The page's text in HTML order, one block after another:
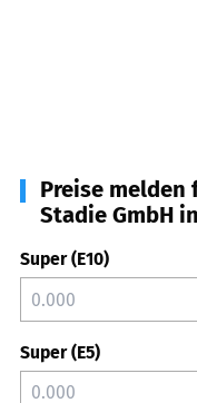
Preise melden
Stadie GmbH
Super (E10)
Super (E5)